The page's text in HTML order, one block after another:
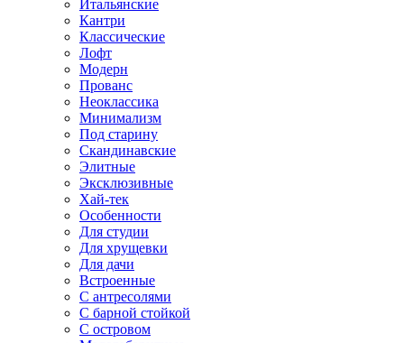
Итальянские
Кантри
Классические
Лофт
Модерн
Прованс
Неоклассика
Минимализм
Под старину
Скандинавские
Элитные
Эксклюзивные
Хай-тек
Особенности
Для студии
Для хрущевки
Для дачи
Встроенные
С антресолями
С барной стойкой
С островом